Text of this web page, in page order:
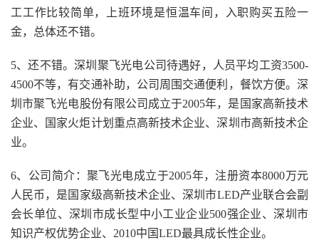
工工作比较简单，上班环境是恒温车间，入职购买五险一
金，总体还不错。
5、还不错。深圳聚飞光电公司待遇好，人员平均工资3500-
4500不等，有交通补助，公司周围交通便利，餐饮方便。深
圳市聚飞光电股份有限公司成立于2005年，是国家高新技术
企业、国家火炬计划重点高新技术企业、深圳市高新技术企
业。
6、公司简介：聚飞光电成立于2005年，注册资本8000万元
人民币，是国家级高新技术企业、深圳市LED产业联合会副
会长单位、深圳市成长型中小工业企业500强企业、深圳市
知识产权优势企业、2010中国LED最具成长性企业。